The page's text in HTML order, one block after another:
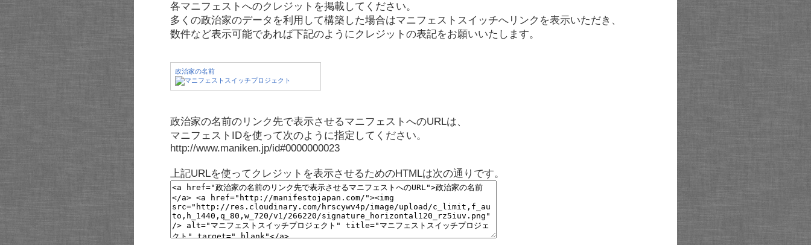
各マニフェストへのクレジットを掲載してください。
多くの政治家のデータを利用して構築した場合はマニフェストスイッチへリンクを表示いただき、
数件など表示可能であれば下記のようにクレジットの表記をお願いいたします。
政治家の名前
政治家の名前のリンク先で表示させるマニフェストへのURLは、
マニフェストIDを使って次のように指定してください。
http://www.maniken.jp/id#0000000023
上記URLを使ってクレジットを表示させるためのHTMLは次の通りです。